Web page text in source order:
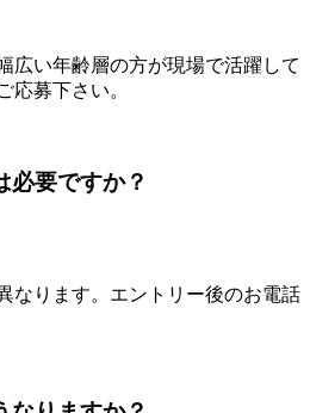
広い年齢層の方が現場で活躍して
応募下さい。
必要ですか？
なります。エントリー後のお電話